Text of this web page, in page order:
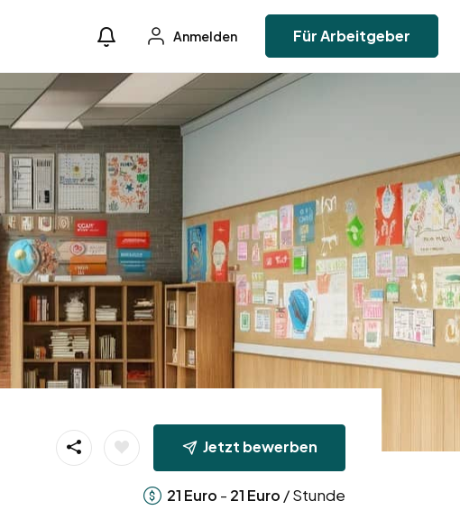
Anmelden Für Arbeitgeber
Jetzt bewerben
21 Euro - 21 Euro / Stunde